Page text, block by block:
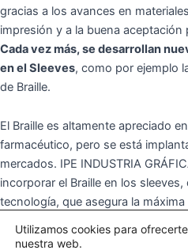
gracias a los avances en
impresión y a la buena aceptación
Cada vez más, se desarrollan
en el Sleeves, como por ejemplo
de Braille.
El Braille es altamente apreciado
farmacéutico, pero se está
mercados. IPE INDUSTRIA
incorporar el Braille en los
tecnología, que asegura la
información necesaria antes de
Utilizamos cookies para
nuestra web.